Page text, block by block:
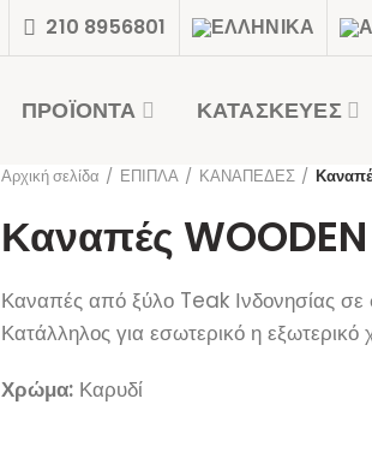
210 8956801
ΠΡΟΪΟΝΤΑ ΚΑΤΑΣΚΕΥΕΣ
Αρχική σελίδα
ΕΠΙΠΛΑ ΚΑΝΑΠΕΔΕΣ
Καναπές
Καναπές από ξύλο Teak Ινδονησίας
Κατάλληλος για εσωτερικό η εξωτερικό
Χρώμα: Καρυδί